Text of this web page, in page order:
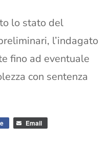
lo stato del
l’indagato
fino ad eventuale
con sentenza
Email